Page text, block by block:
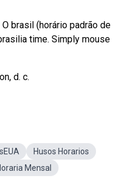
brasil (horário padrão de
time. Simply mouse
d. c.
Husos Horarios
Mensal